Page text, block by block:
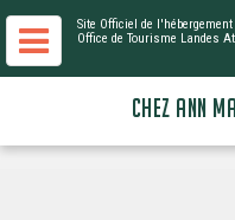
Site Officiel de l'hébergement
Office de Tourisme Landes
CHEZ ANN